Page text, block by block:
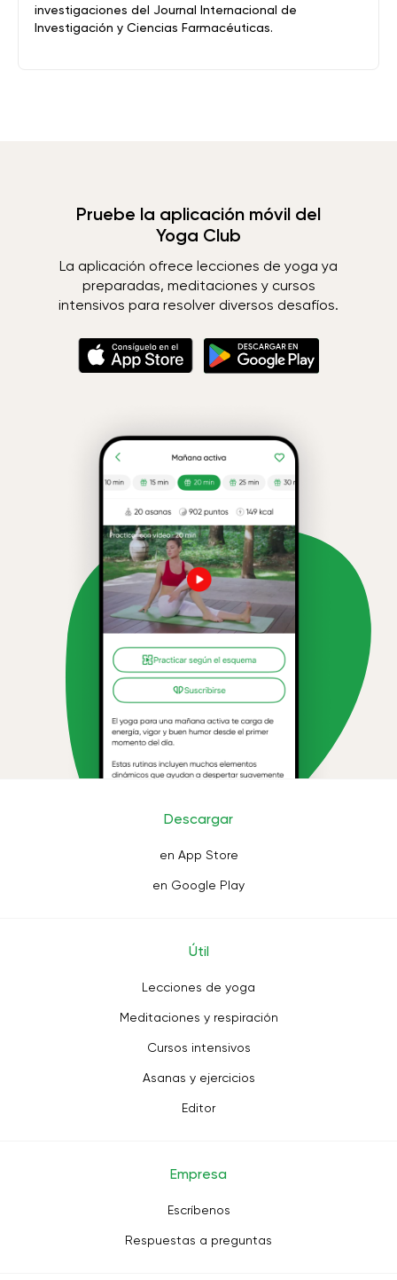
investigaciones del Journal Internacional de
Investigación y Ciencias Farmacéuticas.
Pruebe la aplicación móvil del
Yoga Club
La aplicación ofrece lecciones de yoga ya
preparadas, meditaciones y cursos
intensivos para resolver diversos desafíos.
Descargar
en App Store
en Google Play
Útil
Lecciones de yoga
Meditaciones y respiración
Cursos intensivos
Asanas y ejercicios
Editor
Empresa
Escríbenos
Respuestas a preguntas